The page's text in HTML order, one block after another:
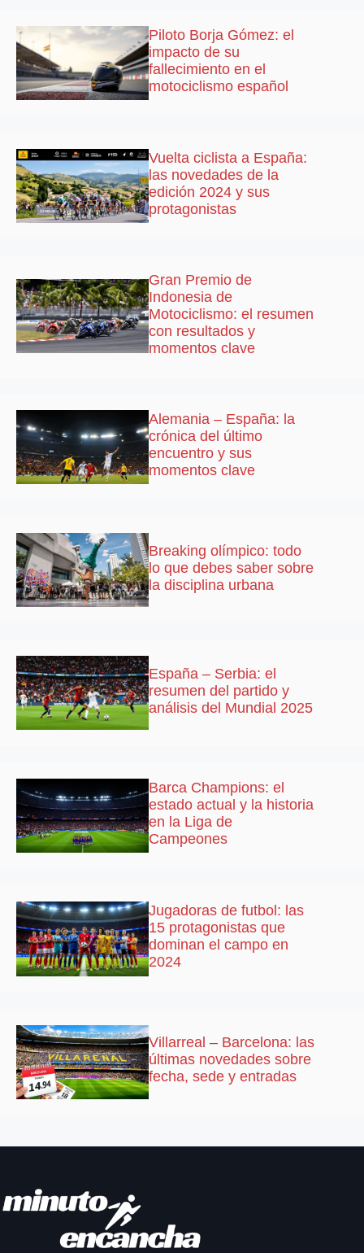
Piloto Borja Gómez: el
impacto de su
fallecimiento en el
motociclismo español
Vuelta ciclista a España:
las novedades de la
edición 2024 y sus
protagonistas
Gran Premio de
Indonesia de
Motociclismo: el resumen
con resultados y
momentos clave
Alemania – España: la
crónica del último
encuentro y sus
momentos clave
Breaking olímpico: todo
lo que debes saber sobre
la disciplina urbana
España – Serbia: el
resumen del partido y
análisis del Mundial 2025
Barca Champions: el
estado actual y la historia
en la Liga de
Campeones
Jugadoras de futbol: las
15 protagonistas que
dominan el campo en
2024
Villarreal – Barcelona: las
últimas novedades sobre
fecha, sede y entradas